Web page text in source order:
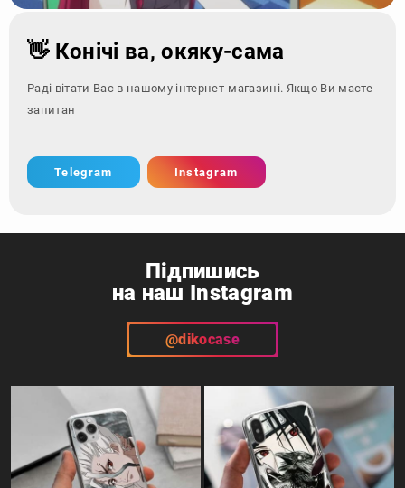
👋 Конічі ва, окяку-сама
Раді вітати Вас в нашому інтернет-магазині. Якщо Ви маєте
запитання - зверн
Telegram Instagram
Підпишись
на наш Instagram
@dikocase